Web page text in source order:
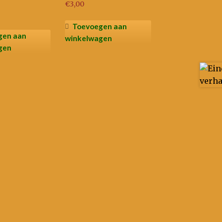
aan
€3,00
Toevoegen aan
winkelwagen